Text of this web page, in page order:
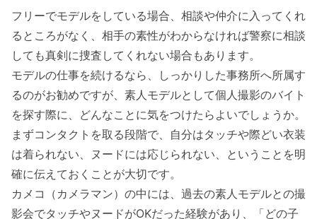
フリーでモデルをしている場合、相談や仲介に入ってくれ
るところがなく、相手の素性がわからなければ警察に相談
しても真剣に捜査してくれない場合もあります。
モデルの仕事を続けるなら、しっかりした事務所へ所属す
るのがお勧めですが、素人モデルとして個人撮影のバイト
を探す際に、どんなことに気をつけたらよいでしょうか。
まずコンタクトを取る段階で、自分はタッチや際どい衣装
は着られない、ヌードには応じられない、ということを明
確に伝えておくことが大切です。
カメコ（カメラマン）の中には、過去の素人モデルとの撮
影会でタッチやヌードがOKだった経験があり、「どの子